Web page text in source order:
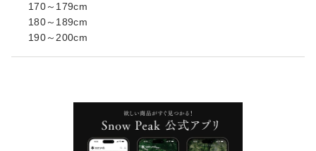
170～179cm
180～189cm
190～200cm